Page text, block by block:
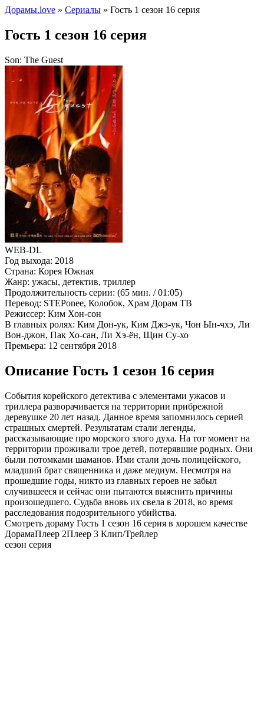
Дорамы.love » Сериалы » Гость 1 сезон 16 серия
Гость 1 сезон 16 серия
Son: The Guest
WEB-DL
Год выхода: 2018
Страна: Корея Южная
Жанр: ужасы, детектив, триллер
Продолжительность серии: (65 мин. / 01:05)
Перевод: STEPonee, Колобок, Храм Дорам ТВ
Режиссер: Ким Хон-сон
В главных ролях: Ким Дон-ук, Ким Джэ-ук, Чон Ын-чхэ, Ли
Вон-джон, Пак Хо-сан, Ли Хэ-ён, Щин Су-хо
Премьера: 12 сентября 2018
Описание Гость 1 сезон 16 серия
События корейского детектива с элементами ужасов и
триллера разворачивается на территории прибрежной
деревушке 20 лет назад. Данное время запомнилось серией
страшных смертей. Результатам стали легенды,
рассказывающие про морского злого духа. На тот момент на
территории проживали трое детей, потерявшие родных. Они
были потомками шаманов. Ими стали дочь полицейского,
младший брат священника и даже медиум. Несмотря на
прошедшие годы, никто из главных героев не забыл
случившееся и сейчас они пытаются выяснить причины
произошедшего. Судьба вновь их свела в 2018, во время
расследования подозрительного убийства.
Смотреть дораму Гость 1 сезон 16 серия в хорошем качестве
ДорамаПлеер 2Плеер 3 Клип/Трейлер
сезон серия